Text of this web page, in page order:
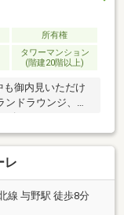
所有権
タワーマンション
(階建20階以上)
御内見いただけ
ドラウンジ、フ
イブラリー、ゲス
コンビニ（朝7時
ジュサービス■ペ
【セキュリティ】
、防犯カメラ、ダ
サー≪Support≫□
レ
線 与野駅 徒歩8分